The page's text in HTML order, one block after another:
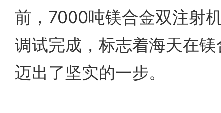
前，7000吨镁合金双注射
调试完成，标志着海天在
迈出了坚实的一步。